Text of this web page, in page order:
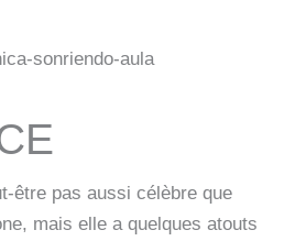
être pas aussi célèbre que
mais elle a quelques atouts